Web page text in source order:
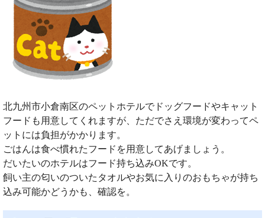
北九州市小倉南区のペットホテルでドッグフードやキャット
フードも用意してくれますが、ただでさえ環境が変わってペ
ットには負担がかかります。
ごはんは食べ慣れたフードを用意してあげましょう。
だいたいのホテルはフード持ち込みOKです。
飼い主の匂いのついたタオルやお気に入りのおもちゃが持ち
込み可能かどうかも、確認を。